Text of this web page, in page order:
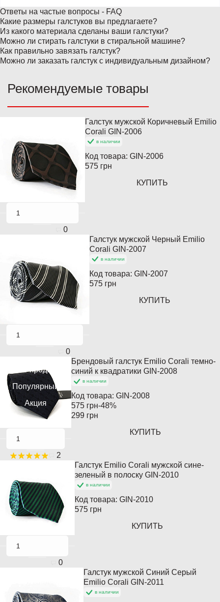
Ответы на частые вопросы - FAQ
Какие размеры галстуков вы предлагаете?
Из какого материала сделаны ваши галстуки?
Можно ли стирать галстуки в стиральной машине?
Как правильно завязать галстук?
Можно ли заказать галстук с индивидуальным дизайном?
Рекомендуемые товары
0
Галстук мужской Коричневый Emilio
Corali GIN-2006
в наличии
Код товара: GIN-2006
575 грн
КУПИТЬ
0
Галстук мужской Черный Emilio
Corali GIN-2007
в наличии
Код товара:GIN-2007
575 грн
КУПИТЬ
Хит продаж
Популярный
Акция
2
Брендовый галстук Emilio Corali темно-
синий к квадратики GIN-2008
в наличии
Код товара: GIN-2008
575 грн-48%
299 грн
КУПИТЬ
0
Галстук Emilio Corali мужской сине-
зеленый в полоску GIN-2010
в наличии
Код товара:GIN-2010
575 грн
КУПИТЬ
Галстук мужской Синий Серый
Emilio Corali GIN-2011
в наличии